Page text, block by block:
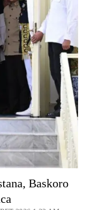
Baskoro